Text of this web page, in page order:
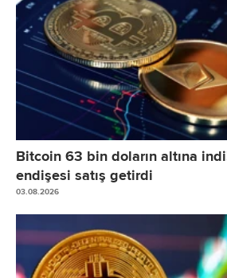
Bitcoin 63 bin doların altına
endişesi satış getirdi
03.08.2026